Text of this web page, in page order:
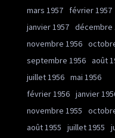
mars 1957
février 1957
janvier 1957 décembre
novembre 1956
septembre 1956 août
juillet 1956 mai 1956
février 1956 janvier
novembre 1955
août 1955
juillet 1955